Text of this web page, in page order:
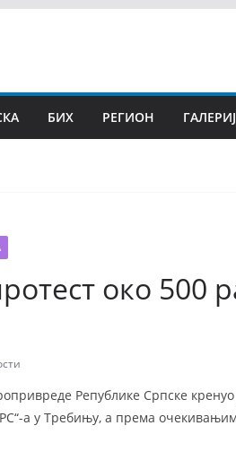
БИХ РЕГИОН
око 500
Републике Српске
а у Требињу, а према